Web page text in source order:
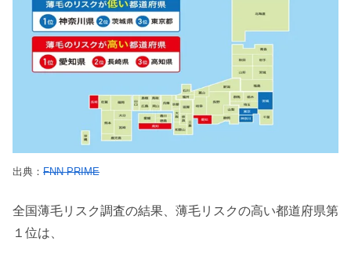
出典： FNN PRIME
全国薄毛リスク調査の結果、薄毛リスクの高い都道府県第
１位は、